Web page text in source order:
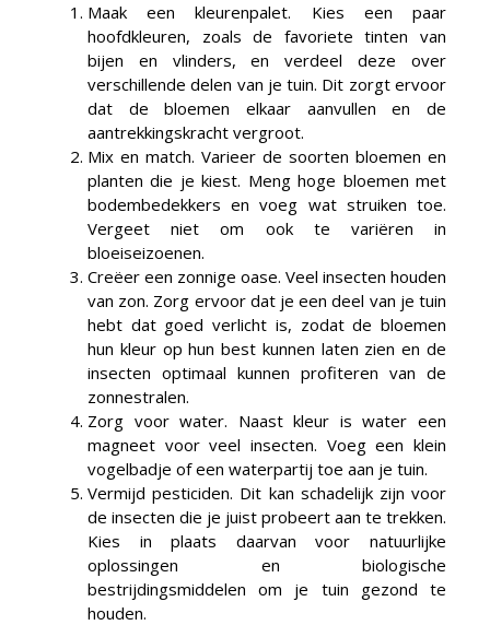
Maak een kleurenpalet. Kies een paar
hoofdkleuren, zoals de favoriete tinten van
bijen en vlinders, en verdeel deze over
verschillende delen van je tuin. Dit zorgt ervoor
dat de bloemen elkaar aanvullen en de
aantrekkingskracht vergroot.
Mix en match. Varieer de soorten bloemen en
planten die je kiest. Meng hoge bloemen met
bodembedekkers en voeg wat struiken toe.
Vergeet niet om ook te variëren in
bloeiseizoenen.
Creëer een zonnige oase. Veel insecten houden
van zon. Zorg ervoor dat je een deel van je tuin
hebt dat goed verlicht is, zodat de bloemen
hun kleur op hun best kunnen laten zien en de
insecten optimaal kunnen profiteren van de
zonnestralen.
Zorg voor water. Naast kleur is water een
magneet voor veel insecten. Voeg een klein
vogelbadje of een waterpartij toe aan je tuin.
Vermijd pesticiden. Dit kan schadelijk zijn voor
de insecten die je juist probeert aan te trekken.
Kies in plaats daarvan voor natuurlijke
oplossingen en biologische
bestrijdingsmiddelen om je tuin gezond te
houden.